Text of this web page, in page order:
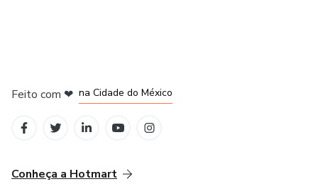
Feito com ❤ na Cidade do México
Conheça a Hotmart